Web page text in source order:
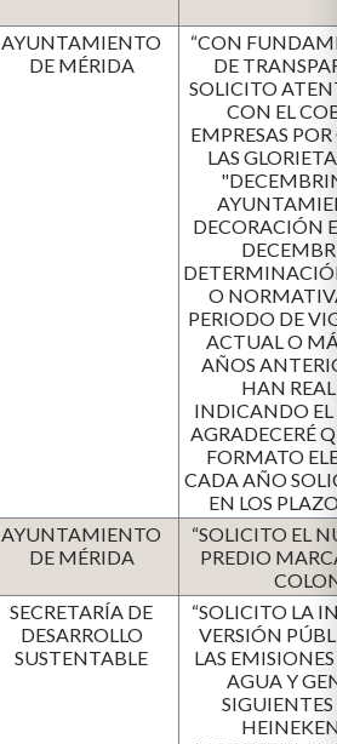
AYUNTAMIENTO
DE MÉRIDA
“CON
DE
SOLICITO
CON EL
EMPRESAS
LAS
DECORACIÓN
O
PERIODO DE
ACTUAL O
AÑOS
HAN
INDICANDO
AGRADECERÉ
FORMATO
CADA AÑO
EN LOS
AYUNTAMIENTO
DE MÉRIDA
“SOLICITO EL
PREDIO
SECRETARÍA DE
DESARROLLO
SUSTENTABLE
“SOLICITO LA
VERSIÓN
LAS
AGUA Y